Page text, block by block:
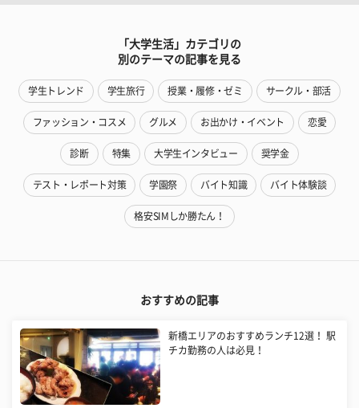
「大学生活」カテゴリの
別のテーマの記事を見る
学生トレンド 学生旅行 授業・履修・ゼミ サークル・部活
ファッション・コスメ グルメ お出かけ・イベント 恋愛
診断 特集 大学生インタビュー 奨学金
テスト・レポート対策 学園祭 バイト知識 バイト体験談
格安SIMしか勝たん！
おすすめの記事
新橋エリアのおすすめランチ12選！ 駅
チカ勤務の人は必見！